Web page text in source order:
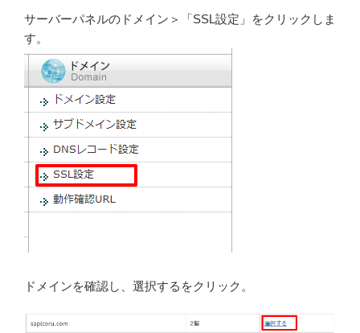
サーバーパネルのドメイン＞「SSL設定」をクリックしま
す。
ドメインを確認し、選択するをクリック。